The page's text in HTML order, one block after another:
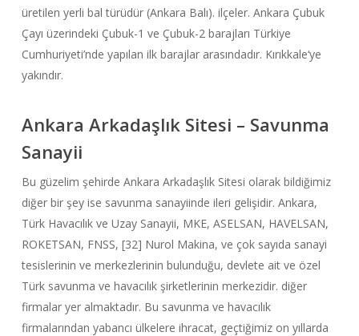
üretilen yerli bal türüdür (Ankara Balı). ilçeler. Ankara Çubuk
Çayı üzerindeki Çubuk-1 ve Çubuk-2 barajları Türkiye
Cumhuriyeti’nde yapılan ilk barajlar arasındadır. Kırıkkale‘ye
yakındır.
Ankara Arkadaşlık Sitesi – Savunma
Sanayii
Bu güzelim şehirde Ankara Arkadaşlık Sitesi olarak bildiğimiz
diğer bir şey ise savunma sanayiinde ileri gelişidir. Ankara,
Türk Havacılık ve Uzay Sanayii, MKE, ASELSAN, HAVELSAN,
ROKETSAN, FNSS, [32] Nurol Makina, ve çok sayıda sanayi
tesislerinin ve merkezlerinin bulunduğu, devlete ait ve özel
Türk savunma ve havacılık şirketlerinin merkezidir. diğer
firmalar yer almaktadır. Bu savunma ve havacılık
firmalarından yabancı ülkelere ihracat, geçtiğimiz on yıllarda